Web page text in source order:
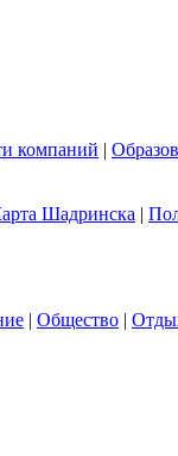
компаний |
Шадринска |
| Общество |